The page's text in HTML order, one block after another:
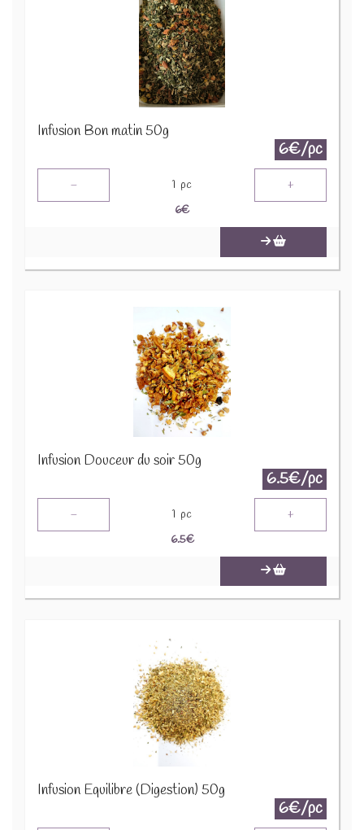
Infusion Bon matin 50g
6€/pc
- 1 pc +
6€
Infusion Douceur du soir 50g
6.5€/pc
- 1 pc +
6.5€
Infusion Equilibre (Digestion) 50g
6€/pc